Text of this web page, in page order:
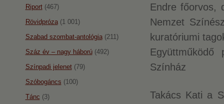
Endre főorvos,
Nemzet
kuratóriumi
Együttműködő
Színház
Takács Kati a
Riport(467)
Rövidpróza(1 001)
Szabad szombat-antológia(211)
Száz év – nagy háború(492)
Színpadi jelenet(79)
Szóbogáncs (100)
Tánc (3)